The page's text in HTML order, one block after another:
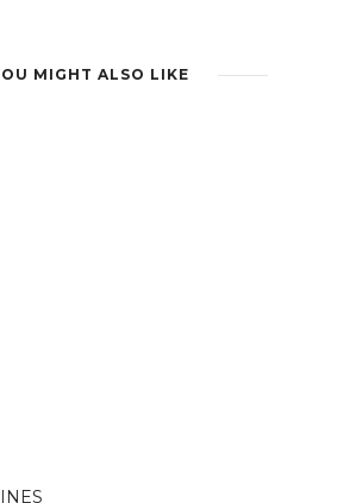
MIGHT ALSO LIKE